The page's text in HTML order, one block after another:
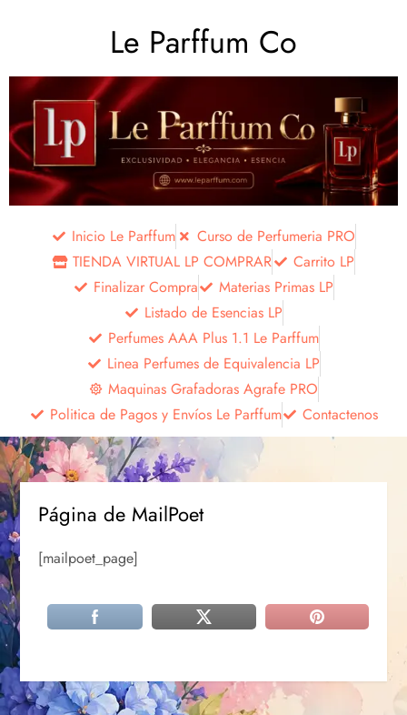
Le Parffum Co
Inicio Le Parffum
Curso de Perfumeria PRO
TIENDA VIRTUAL LP COMPRAR
Carrito LP
Finalizar Compra
Materias Primas LP
Listado de Esencias LP
Perfumes AAA Plus 1.1 Le Parffum
Linea Perfumes de Equivalencia LP
Maquinas Grafadoras Agrafe PRO
Politica de Pagos y Envíos Le Parffum
Contactenos
Página de MailPoet
[mailpoet_page]